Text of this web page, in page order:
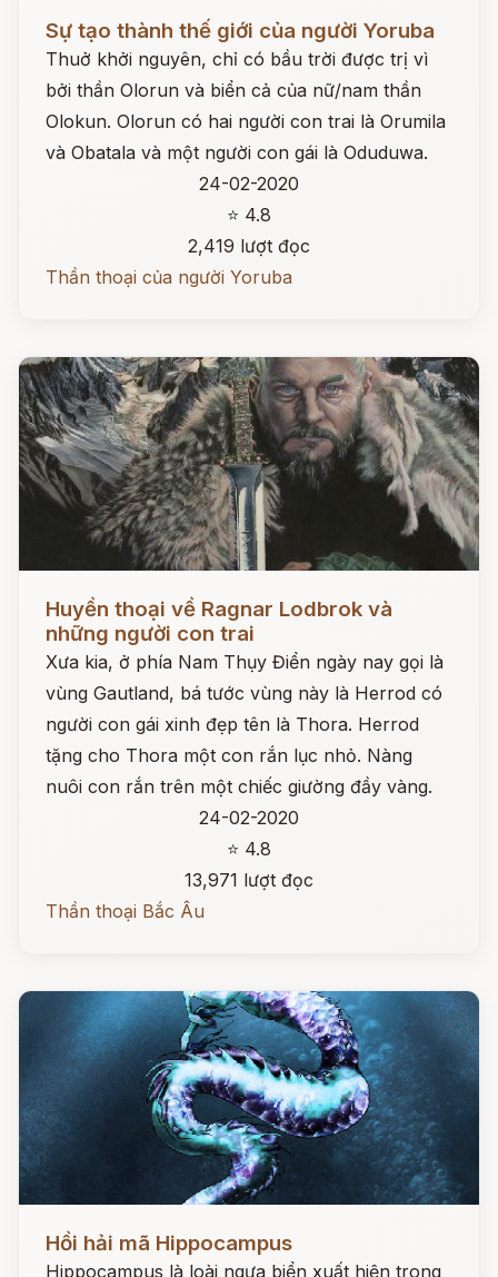
Sự tạo thành thế giới của người Yoruba
Thuở khởi nguyên, chỉ có bầu trời được trị vì
bởi thần Olorun và biển cả của nữ/nam thần
Olokun. Olorun có hai người con trai là Orumila
và Obatala và một người con gái là Oduduwa.
24-02-2020
⭐ 4.8
2,419 lượt đọc
Thần thoại của người Yoruba
Đọc ngay
Huyền thoại về Ragnar Lodbrok và
những người con trai
Xưa kia, ở phía Nam Thụy Điển ngày nay gọi là
vùng Gautland, bá tước vùng này là Herrod có
người con gái xinh đẹp tên là Thora. Herrod
tặng cho Thora một con rắn lục nhỏ. Nàng
nuôi con rắn trên một chiếc giường đầy vàng.
24-02-2020
⭐ 4.8
13,971 lượt đọc
Thần thoại Bắc Âu
Đọc ngay
Hồi hải mã Hippocampus
Hippocampus là loài ngựa biển xuất hiện trong